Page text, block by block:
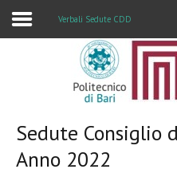
Verbali Sedute CDD
Sedute Consiglio
Anno 2022